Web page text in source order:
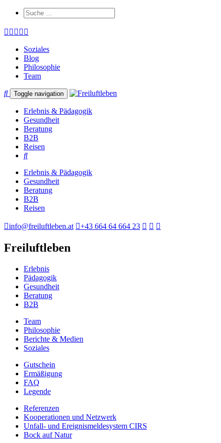
Soziales
Blog
Philosophie
Team
Toggle navigation
Erlebnis & Pädagogik
Gesundheit
Beratung
B2B
Reisen
Erlebnis & Pädagogik
Gesundheit
Beratung
B2B
Reisen
info@freiluftleben.at +43 664 64 664 23
Freiluftleben
Erlebnis
Pädagogik
Gesundheit
Beratung
B2B
Team
Philosophie
Berichte & Medien
Soziales
Gutschein
Ermäßigung
FAQ
Legende
Referenzen
Kooperationen und Netzwerk
Unfall- und Ereignismeldesystem CIRS
Bock auf Natur